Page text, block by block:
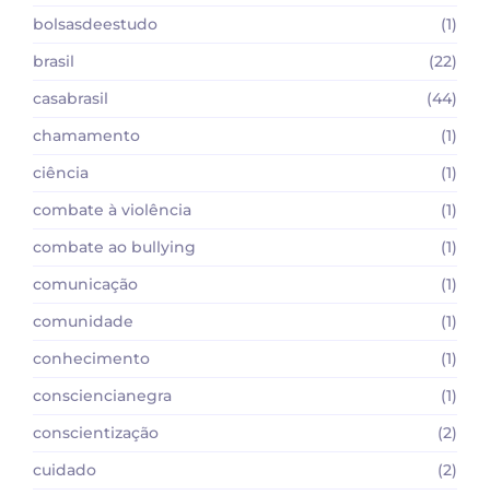
bolsasdeestudo
(1)
brasil
(22)
casabrasil
(44)
chamamento
(1)
ciência
(1)
combate à violência
(1)
combate ao bullying
(1)
comunicação
(1)
comunidade
(1)
conhecimento
(1)
consciencianegra
(1)
conscientização
(2)
cuidado
(2)